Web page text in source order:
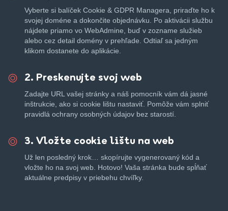
Vyberte si balíček Cookie & GDPR Managera, priraďte ho k
svojej doméne a dokončite objednávku. Po aktivácii službu
nájdete priamo vo WebAdmine, buď v zozname služieb
alebo cez detail domény v prehľade. Odtiaľ sa jedným
klikom dostanete do aplikácie.
2. Preskenujte svoj web
Zadajte URL vašej stránky a náš pomocník vám dá jasné
inštrukcie, ako si cookie lištu nastaviť. Pomôže vám splniť
pravidlá ochrany osobných údajov bez starostí.
3. Vložte cookie lištu na web
Už len posledný krok… skopírujte vygenerovaný kód a
vložte ho na svoj web. Hotovo! Vaša stránka bude spĺňať
aktuálne predpisy v priebehu chvíľky.